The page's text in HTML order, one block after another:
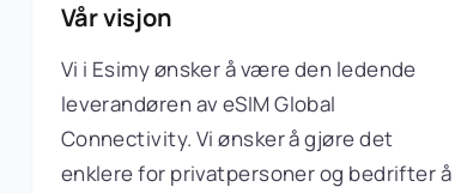
Vår visjon
Vi i Esimy ønsker å være den ledende
leverandøren av eSIM Global
Connectivity. Vi ønsker å gjøre det
enklere for privatpersoner og bedrifter å